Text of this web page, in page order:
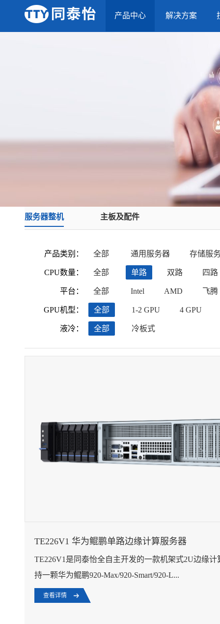
产品中心 解决方案
服务器整机 主板及配件
产品类别：
CPU数量：
平台：
GPU机型：
液冷：
全部 通用服务器 存储服
全部 单路 双路 四路
全部 Intel AMD 飞腾
全部 1-2 GPU 4 GPU
全部 冷板式
TE226V1 华为鲲鹏单路边缘计算服务器
TE226V1是同泰怡全自主开发的一款机架式2U边缘
持一颗华为鲲鹏920-Max/920-Smart/920-L...
查看详情